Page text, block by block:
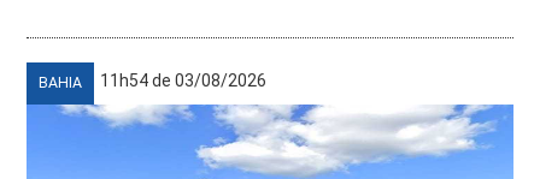
BAHIA 11h54 de 03/08/2026